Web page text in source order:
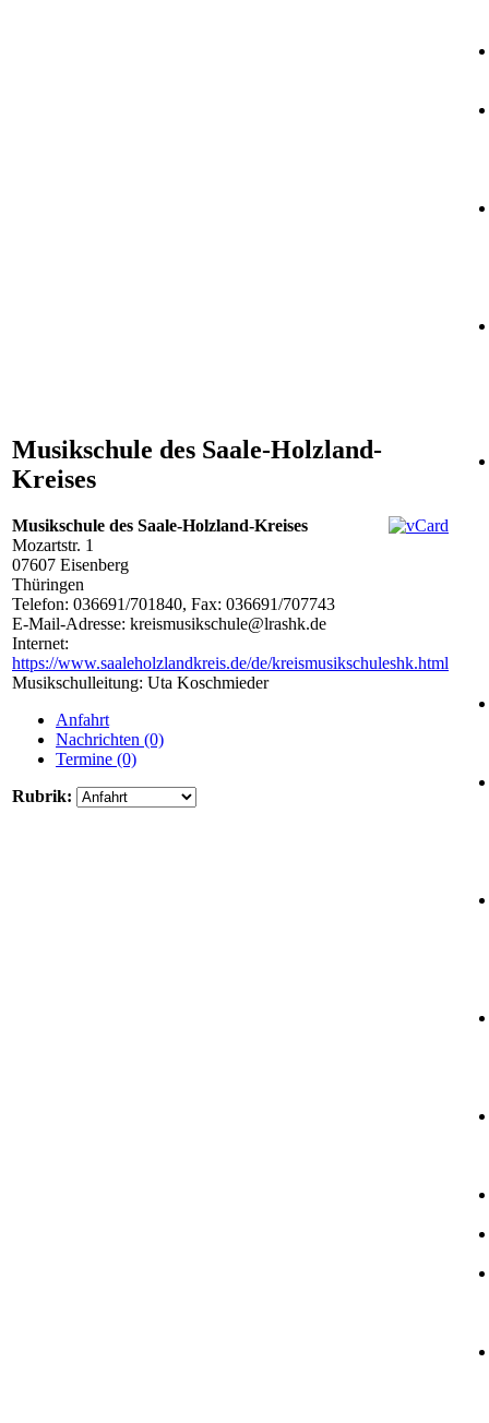
Musikschule des Saale-Holzland-
Kreises
Musikschule des Saale-Holzland-Kreises
Mozartstr. 1
07607 Eisenberg
Thüringen
Telefon: 036691/701840, Fax: 036691/707743
E-Mail-Adresse: kreismusikschule@lrashk.de
Internet:
https://www.saaleholzlandkreis.de/de/kreismusikschuleshk.html
Musikschulleitung: Uta Koschmieder
Anfahrt
Nachrichten (0)
Termine (0)
Rubrik: